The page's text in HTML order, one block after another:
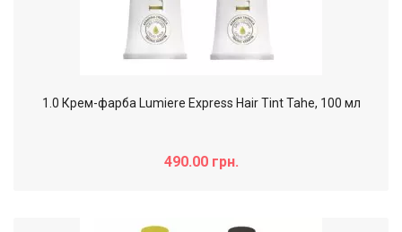
1.0 Крем-фарба Lumiere Express Hair Tint Tahe, 100 мл
490.00 грн.